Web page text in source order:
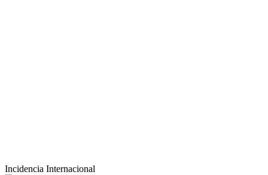
Incidencia Internacional